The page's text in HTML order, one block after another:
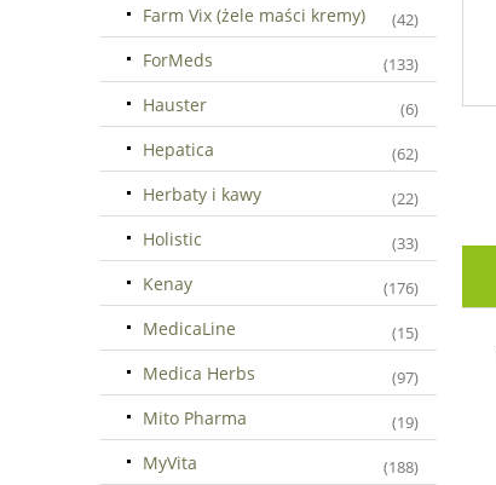
Farm Vix (żele maści kremy) (42)
ForMeds (133)
Hauster (6)
Hepatica (62)
Herbaty i kawy (22)
Holistic (33)
Kenay (176)
MedicaLine (15)
Medica Herbs (97)
Mito Pharma (19)
MyVita (188)